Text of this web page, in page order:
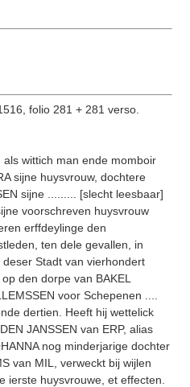
folio 281 + 281 verso.
als wittich man ende momboir
sijne huysvrouw, dochtere
sijne ......... [slecht leesbaar]
voorschreven huysvrouw
erffdeylinge den
ten dele gevallen, in
Stadt van vierhondert
den dorpe van BAKEL
voor Schepenen ....
dertien. Heeft hij wettelick
JANSSEN van ERP, alias
nog minderjarige dochter
van MIL, verweckt bij wijlen
ierste huysvrouwe, et effecten.